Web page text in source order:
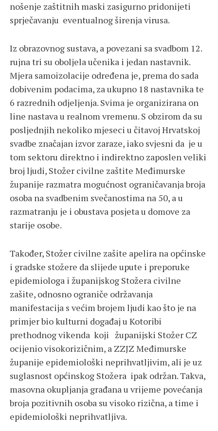
nošenje zaštitnih maski zasigurno pridonijeti
sprječavanju eventualnog širenja virusa.
Iz obrazovnog sustava, a povezani sa svadbom 12.
rujna tri su oboljela učenika i jedan nastavnik.
Mjera samoizolacije određena je, prema do sada
dobivenim podacima, za ukupno 18 nastavnika te
6 razrednih odjeljenja. Svima je organizirana on
line nastava u realnom vremenu. S obzirom da su
posljednjih nekoliko mjeseci u čitavoj Hrvatskoj
svadbe značajan izvor zaraze, iako svjesni da je u
tom sektoru direktno i indirektno zaposlen veliki
broj ljudi, Stožer civilne zaštite Međimurske
županije razmatra mogućnost ograničavanja broja
osoba na svadbenim svečanostima na 50, a u
razmatranju je i obustava posjeta u domove za
starije osobe.
Također, Stožer civilne zašite apelira na općinske
i gradske stožere da slijede upute i preporuke
epidemiologa i županijskog Stožera civilne
zašite, odnosno ograniče održavanja
manifestacija s većim brojem ljudi kao što je na
primjer bio kulturni događaj u Kotoribi
prethodnog vikenda koji županijski Stožer CZ
ocijenio visokorizičnim, a ZZJZ Međimurske
županije epidemiološki neprihvatljivim, ali je uz
suglasnost općinskog Stožera ipak održan. Takva,
masovna okupljanja građana u vrijeme povećanja
broja pozitivnih osoba su visoko rizična, a time i
epidemiološki neprihvatljiva.